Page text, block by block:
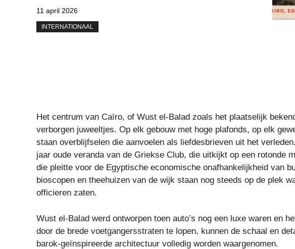
11 april 2026
INTERNATIONAAL
Het centrum van Caïro, of Wust el-Balad zoals het plaatselijk
verborgen juweeltjes. Op elk gebouw met hoge plafonds, op elk
staan ​​overblijfselen die aanvoelen als liefdesbrieven uit het
jaar oude veranda van de Griekse Club, die uitkijkt op een rotonde
die pleitte voor de Egyptische economische onafhankelijkheid van
bioscopen en theehuizen van de wijk staan ​​nog steeds op de plek
officieren zaten.
Wust el-Balad werd ontworpen toen auto’s nog een luxe waren en
door de brede voetgangersstraten te lopen, kunnen de schaal en
barok-geïnspireerde architectuur volledig worden waargenomen.